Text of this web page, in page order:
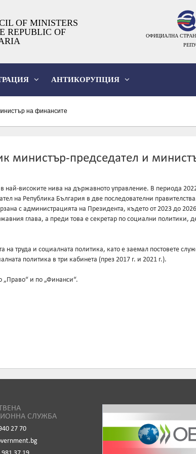
OF MINISTERS
REPUBLIC OF
ОФИЦИАЛНА
АНТИКОРУПЦИЯ
на финансите
министър-председател и
най-високите нива на държавното управление. В периода
на Република България в две последователни
с администрацията на Президента, където от 2023 до
глава, а преди това е секретар по социални политики,
на труда и социалната политика, като е заемал постовете
политика в три кабинета (през 2017 г. и 2021 г.).
„Право“ и по „Финанси“.
СЛУЖБА
27 70